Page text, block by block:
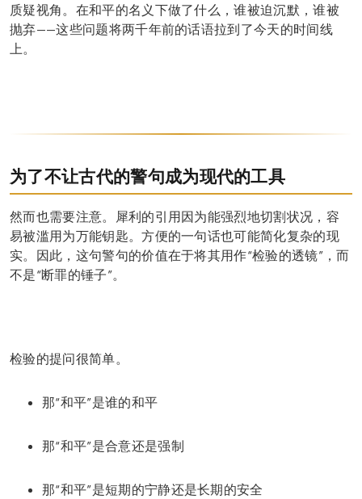
质疑视角。在和平的名义下做了什么，谁被迫沉默，谁被
抛弃——这些问题将两千年前的话语拉到了今天的时间线
上。
为了不让古代的警句成为现代的工具
然而也需要注意。犀利的引用因为能强烈地切割状况，容
易被滥用为万能钥匙。方便的一句话也可能简化复杂的现
实。因此，这句警句的价值在于将其用作“检验的透镜”，而
不是“断罪的锤子”。
检验的提问很简单。
那“和平”是谁的和平
那“和平”是合意还是强制
那“和平”是短期的宁静还是长期的安全